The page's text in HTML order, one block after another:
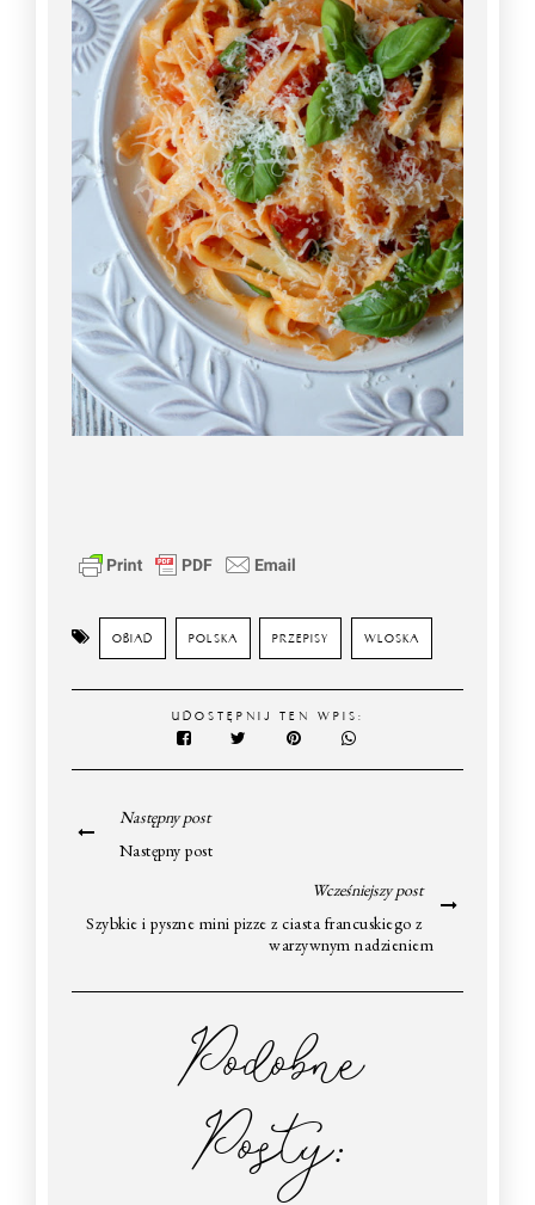
OBIAD POLSKA PRZEPISY WLOSKA
UDOSTĘPNIJ TEN WPIS:
Następny post
Następny post
Wcześniejszy post
Szybkie i pyszne mini pizze z ciasta francuskiego z
warzywnym nadzieniem
Podobne
Posty: